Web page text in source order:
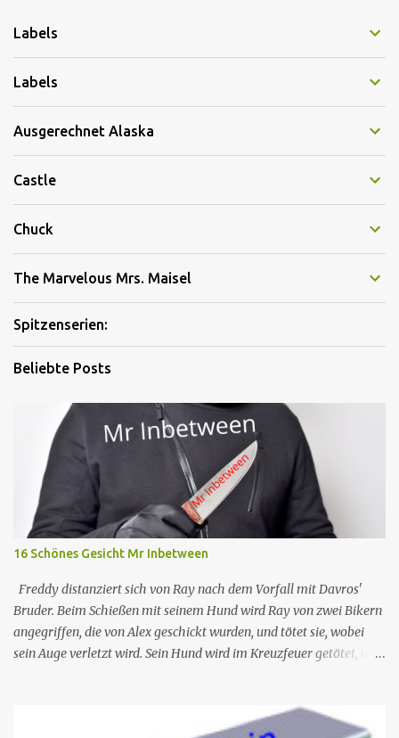
Labels
Labels
Ausgerechnet Alaska
Castle
Chuck
The Marvelous Mrs. Maisel
Spitzenserien:
Beliebte Posts
16 Schönes Gesicht Mr Inbetween
Freddy distanziert sich von Ray nach dem Vorfall mit Davros'
Bruder. Beim Schießen mit seinem Hund wird Ray von zwei Bikern
angegriffen, die von Alex geschickt wurden, und tötet sie, wobei
sein Auge verletzt wird. Sein Hund wird im Kreuzfeuer getötet, und
hat. Nr. (ges.) 16 Deutscher Titel Schönes Gesicht Serie Mr